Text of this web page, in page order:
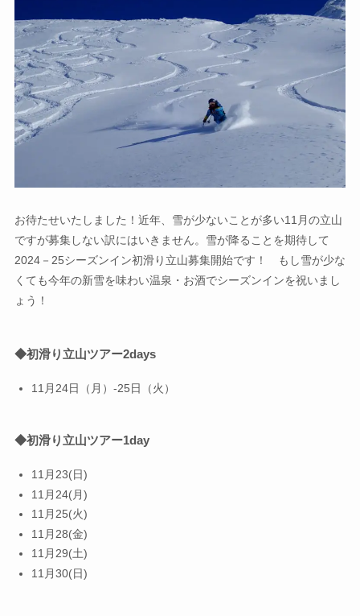
お待たせいたしました！近年、雪が少ないことが多い11月の立山
ですが募集しない訳にはいきません。雪が降ることを期待して
2024－25シーズンイン初滑り立山募集開始です！ もし雪が少な
くても今年の新雪を味わい温泉・お酒でシーズンインを祝いまし
ょう！
◆初滑り立山ツアー2days
11月24日（月）-25日（火）
◆初滑り立山ツアー1day
11月23(日)
11月24(月)
11月25(火)
11月28(金)
11月29(土)
11月30(日)